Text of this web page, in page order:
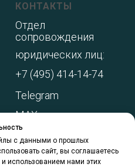
с данными о прошлых
сайт, вы соглашаетесь
и использованием нами этих
КОНТАКТЫ
Отдел
сопровождения
юридических лиц:
+7 (495) 414-14-74
Telegram
MAX